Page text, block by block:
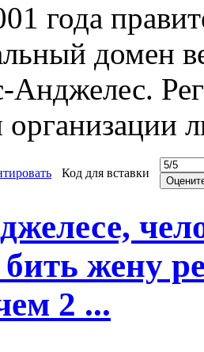
года
домен
Анджелес.
организации
Код для вставки
бить жену
2 ...